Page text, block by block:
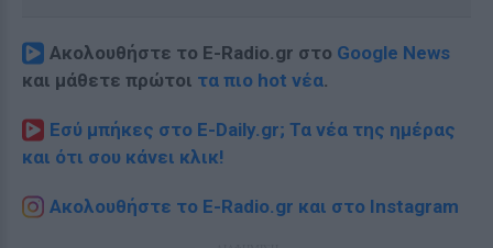
Ακολουθήστε το E-Radio.gr στο Google News
και μάθετε πρώτοι τα πιο hot νέα.
Εσύ μπήκες στο E-Daily.gr; Τα νέα της ημέρας
και ότι σου κάνει κλικ!
Ακολουθήστε το E-Radio.gr και στο Instagram